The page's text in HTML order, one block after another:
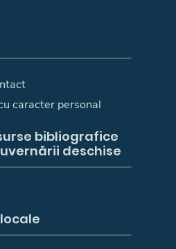
caracter personal
bibliografice
deschise